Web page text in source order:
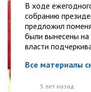
В ходе
собранию
предложил
были вынесены на
власти
Все материалы
5 лет назад